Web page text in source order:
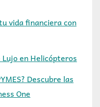
vida financiera con
en Helicópteros
Descubre las
One